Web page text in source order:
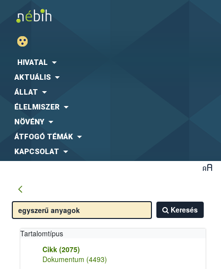
HIVATAL
AKTUÁLIS
ÁLLAT
ÉLELMISZER
NÖVÉNY
ÁTFOGÓ TÉMÁK
KAPCSOLAT
Keresés
Tartalomtípus
Cikk (2075)
Dokumentum (4493)